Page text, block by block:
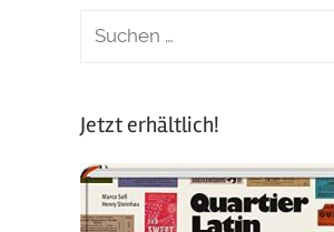
Jetzt erhältlich!